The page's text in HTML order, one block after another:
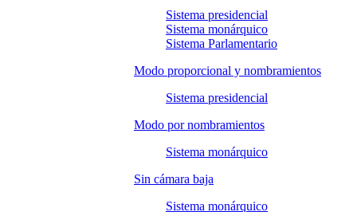
Sistema presidencial
Sistema monárquico
Sistema Parlamentario
Modo proporcional y nombramientos
Sistema presidencial
Modo por nombramientos
Sistema monárquico
Sin cámara baja
Sistema monárquico